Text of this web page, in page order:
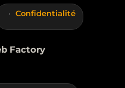
Confidentialité
Factory